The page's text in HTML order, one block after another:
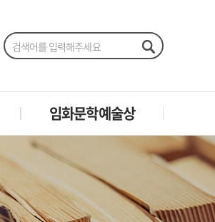
임화문학예술상